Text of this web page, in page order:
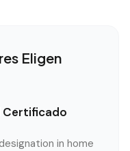
Eligen
Certificado
in home